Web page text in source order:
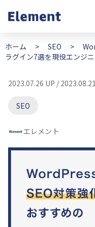
ホーム > SEO >
ラグイン7選を現役エンジ
2023.07.26 UP /
SEO
エレメント